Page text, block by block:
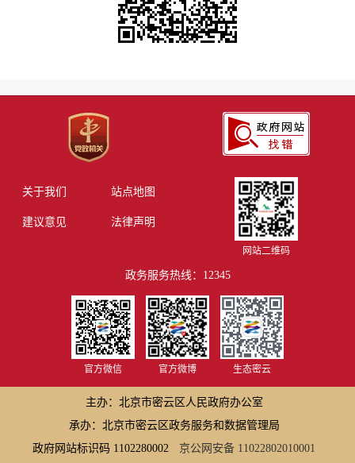
关于我们 站点地图
建议意见 法律声明
网站二维码
政务服务热线：12345
官方微信 官方微博 生态密云
主办：北京市密云区人民政府办公室
承办：北京市密云区政务服务和数据管理局
政府网站标识码 1102280002
京公网安备 11022802010001